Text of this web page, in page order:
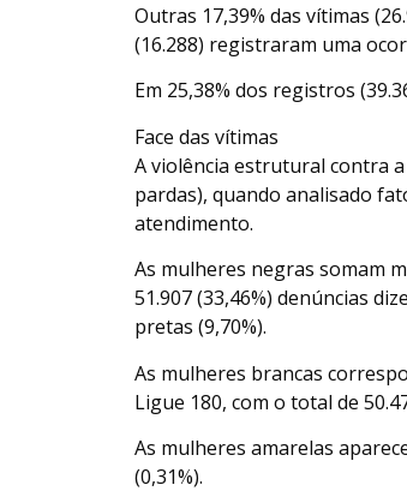
Outras 17,39% das vítimas
(16.288) registraram uma
Em 25,38% dos registros
Face das vítimas
A violência estrutural contra
pardas), quando analisado
atendimento.
As mulheres negras somam
51.907 (33,46%) denúncias
pretas (9,70%).
As mulheres brancas
Ligue 180, com o total de
As mulheres amarelas
(0,31%).